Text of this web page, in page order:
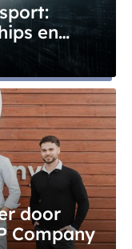
en
door
Company